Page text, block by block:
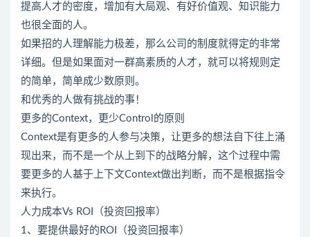
提高人才的密度，增加有大局观、有好价值观、知识能力
也很全面的人。
如果招的人理解能力极差，那么公司的制度就得定的非常
详细。但是如果面对一群高素质的人才，就可以将规则定
的简单，简单成少数原则。
和优秀的人做有挑战的事！
更多的Context，更少Control的原则
Context是有更多的人参与决策，让更多的想法自下往上涌
现出来，而不是一个从上到下的战略分解，这个过程中需
要更多的人基于上下文Context做出判断，而不是根据指令
来执行。
人力成本Vs ROI（投资回报率）
1、要提供最好的ROI（投资回报率）